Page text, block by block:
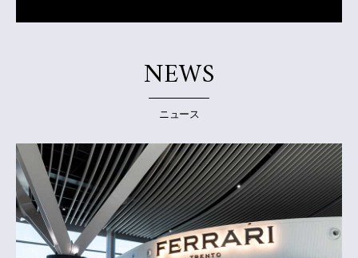
NEWS
ニュース